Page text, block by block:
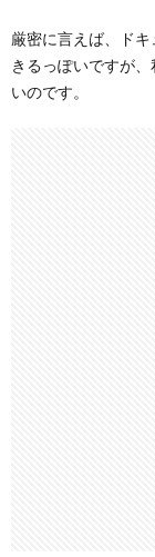
厳密に言えば、ド
きるっぽいですが
いのです。